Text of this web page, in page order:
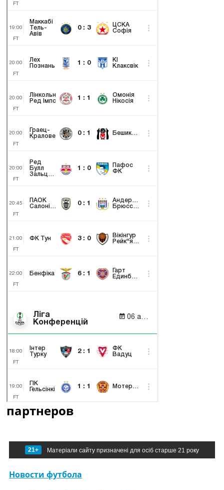
партнеров
21+ Матеріали сайту призначені для осіб старше 21 року
Новости футбола